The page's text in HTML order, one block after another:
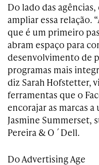
Do lado das
ampliar essa relação.
que é um primeiro
abram espaço para
desenvolvimento de
programas mais
diz Sarah Hofstetter,
ferramentas que o
encorajar as marcas
Jasmine Summerset,
Pereira & O´Dell.
Do Advertising Age